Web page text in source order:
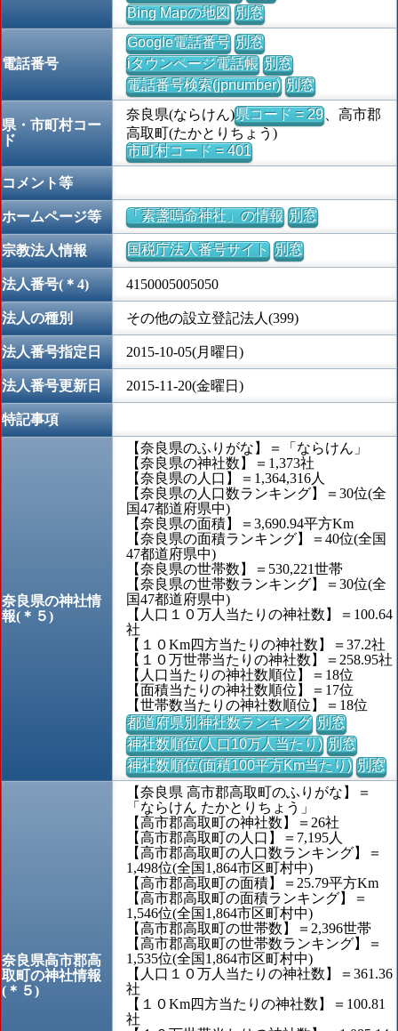
Bing Mapの地図 別窓
電話番号
Google電話番号 別窓
iタウンページ電話帳 別窓
電話番号検索(jpnumber) 別窓
県・市町村コー
ド
奈良県(ならけん)県コード = 29、高市郡
高取町(たかとりちょう)
市町村コード = 401
コメント等
ホームページ等 「素盞嗚命神社」の情報 別窓
宗教法人情報 国税庁法人番号サイト 別窓
法人番号(＊4) 4150005005050
法人の種別 その他の設立登記法人(399)
法人番号指定日 2015-10-05(月曜日)
法人番号更新日 2015-11-20(金曜日)
特記事項
奈良県の神社情
報(＊５)
【奈良県のふりがな】＝「ならけん」
【奈良県の神社数】＝1,373社
【奈良県の人口】＝1,364,316人
【奈良県の人口数ランキング】＝30位(全
国47都道府県中)
【奈良県の面積】＝3,690.94平方Km
【奈良県の面積ランキング】＝40位(全国
47都道府県中)
【奈良県の世帯数】＝530,221世帯
【奈良県の世帯数ランキング】＝30位(全
国47都道府県中)
【人口１０万人当たりの神社数】＝100.64
社
【１０Km四方当たりの神社数】＝37.2社
【１０万世帯当たりの神社数】＝258.95社
【人口当たりの神社数順位】＝18位
【面積当たりの神社数順位】＝17位
【世帯数当たりの神社数順位】＝18位
都道府県別神社数ランキング 別窓
神社数順位(人口10万人当たり) 別窓
神社数順位(面積100平方Km当たり) 別窓
奈良県高市郡高
取町の神社情報
(＊５)
【奈良県 高市郡高取町のふりがな】＝
「ならけん たかとりちょう」
【高市郡高取町の神社数】＝26社
【高市郡高取町の人口】＝7,195人
【高市郡高取町の人口数ランキング】＝
1,498位(全国1,864市区町村中)
【高市郡高取町の面積】＝25.79平方Km
【高市郡高取町の面積ランキング】＝
1,546位(全国1,864市区町村中)
【高市郡高取町の世帯数】＝2,396世帯
【高市郡高取町の世帯数ランキング】＝
1,535位(全国1,864市区町村中)
【人口１０万人当たりの神社数】＝361.36
社
【１０Km四方当たりの神社数】＝100.81
社